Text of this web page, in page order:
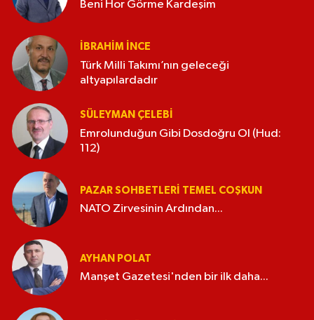
Beni Hor Görme Kardeşim
İBRAHIM İNCE
Türk Milli Takımı’nın geleceği
altyapılardadır
SÜLEYMAN ÇELEBI
Emrolunduğun Gibi Dosdoğru Ol (Hud:
112)
PAZAR SOHBETLERI TEMEL COŞKUN
NATO Zirvesinin Ardından...
AYHAN POLAT
Manşet Gazetesi'nden bir ilk daha...